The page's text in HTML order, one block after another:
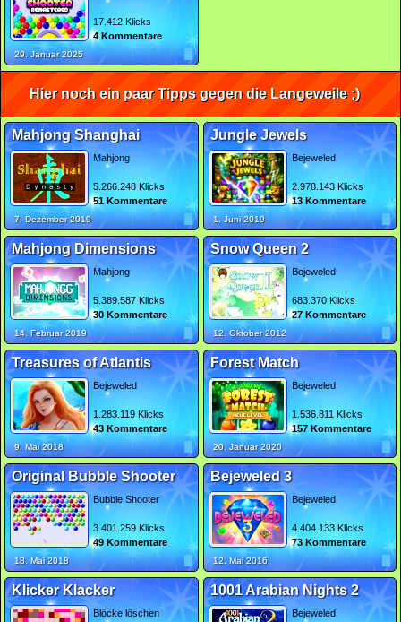
17.412 Klicks
4 Kommentare
29. Januar 2025
Hier noch ein paar Tipps gegen die Langeweile ;)
Mahjong Shanghai
Mahjong
5.266.248 Klicks
51 Kommentare
7. Dezember 2019
Jungle Jewels
Bejeweled
2.978.143 Klicks
13 Kommentare
1. Juni 2019
Mahjong Dimensions
Mahjong
5.389.587 Klicks
30 Kommentare
14. Februar 2019
Snow Queen 2
Bejeweled
683.370 Klicks
27 Kommentare
12. Oktober 2012
Treasures of Atlantis
Bejeweled
1.283.119 Klicks
43 Kommentare
9. Mai 2018
Forest Match
Bejeweled
1.536.811 Klicks
157 Kommentare
20. Januar 2020
Original Bubble Shooter
Bubble Shooter
3.401.259 Klicks
49 Kommentare
18. Mai 2018
Bejeweled 3
Bejeweled
4.404.133 Klicks
73 Kommentare
12. Mai 2016
Klicker Klacker
Blöcke löschen
1001 Arabian Nights 2
Bejeweled